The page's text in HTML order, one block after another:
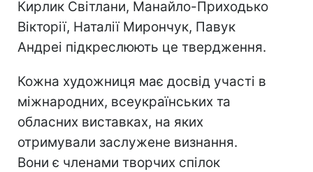
Кирлик Світлани, Манайло-Приходько
Вікторії, Наталії Мирончук, Павук
Андреі підкреслюють це твердження.
Кожна художниця має досвід участі в
міжнародних, всеукраїнських та
обласних виставках, на яких
отримували заслужене визнання.
Вони є членами творчих спілок